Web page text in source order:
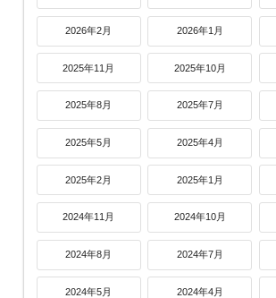
2026年2月 2026年1月
2025年11月 2025年10月
2025年8月 2025年7月
2025年5月 2025年4月
2025年2月 2025年1月
2024年11月 2024年10月
2024年8月 2024年7月
2024年5月 2024年4月